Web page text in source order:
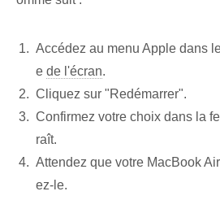
Accédez au menu Apple dans
e de l'écran.
Cliquez sur "Redémarrer".
Confirmez votre choix dans la
raît.
Attendez que votre MacBook
ez-le.